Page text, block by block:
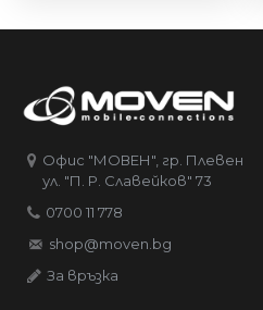
Офис "МОВЕН", гр. Плевен
ул. "П. Р. Славейков" 73
0700 11 778
shop@moven.bg
За връзка